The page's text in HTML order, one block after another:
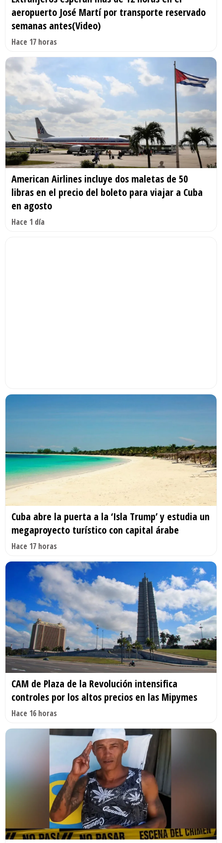
aeropuerto José Martí por transporte reservado
semanas antes(Video)
Hace 17 horas
American Airlines incluye dos maletas de 50
libras en el precio del boleto para viajar a Cuba
en agosto
Hace 1 día
Cuba abre la puerta a la ‘Isla Trump’ y estudia un
megaproyecto turístico con capital árabe
Hace 17 horas
CAM de Plaza de la Revolución intensifica
controles por los altos precios en las Mipymes
Hace 16 horas